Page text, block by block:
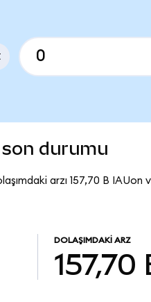
son durumu
arzı 157,70 B IAUon
DOLAŞIMDAKI ARZ
157,70